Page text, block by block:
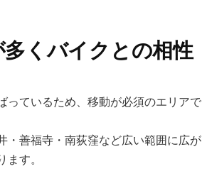
くバイクとの相性
っているため、移動が必須のエリアで
・善福寺・南荻窪など広い範囲に広が
ます。